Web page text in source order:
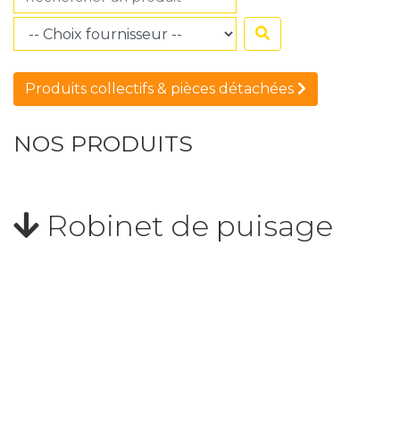
Produits collectifs & pièces détachées
NOS PRODUITS
Robinet de puisage